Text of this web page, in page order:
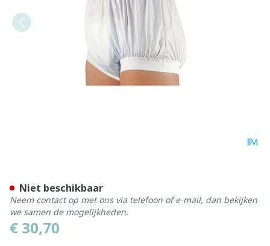
€ 30,70
Niet beschikbaar
Neem contact op met ons via telefoon of e-mail, dan bekijken
we samen de mogelijkheden.